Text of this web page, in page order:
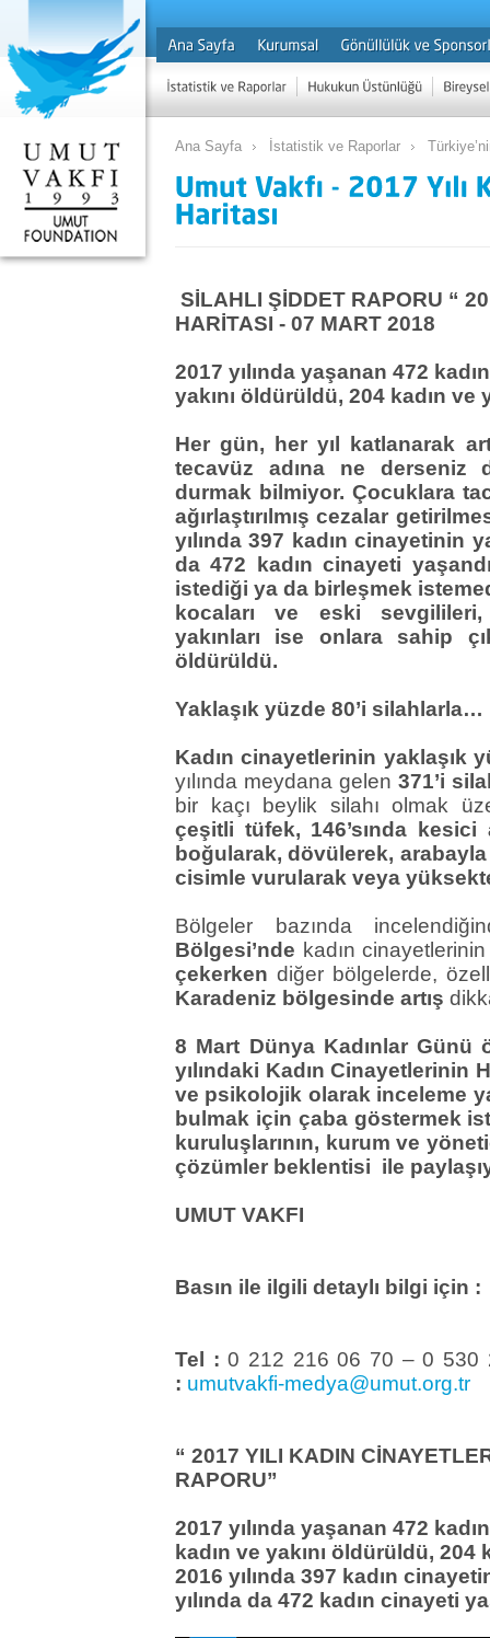
Ana Sayfa İstatistik ve Raporlar
SİLAHLI ŞİDDET RAPORU “
HARİTASI - 07 MART 2018
2017 yılında yaşanan 472
yakını öldürüldü, 204 kadın ve
Her gün, her yıl katlanarak
tecavüz adına ne derseniz
durmak bilmiyor. Çocuklara
ağırlaştırılmış cezalar
yılında 397 kadın cinayetinin
da 472 kadın cinayeti
istediği ya da birleşmek
kocaları ve eski sevgilileri,
yakınları ise onlara sahip
öldürüldü.
Yaklaşık yüzde 80’i silahlarla…
Kadın cinayetlerinin yaklaşık
yılında meydana gelen371’i
bir kaçı beylik silahı olmak
çeşitli tüfek, 146’sında kesici
boğularak, dövülerek,
cisimle vurularak veya
Bölgeler bazında
Bölgesi’nde kadın
çekerkendiğer bölgelerde,
Karadeniz bölgesinde artış
8 Mart Dünya Kadınlar
yılındaki Kadın Cinayetlerinin
ve psikolojik olarak inceleme
bulmak için çaba göstermek
kuruluşlarının, kurum ve
çözümler beklentisi ile
UMUT VAKFI
Basın ile ilgili detaylı bilgi için
Tel : 0 212 216 06 70
: umutvakfi-medya@umut.org.tr
“ 2017 YILI KADIN
RAPORU”
2017 yılında yaşanan 472
kadın ve yakını öldürüldü, 204
2016 yılında 397 kadın
yılında da 472 kadın cinayeti